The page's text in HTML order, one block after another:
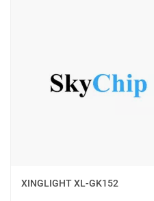
XINGLIGHT XL-GK152